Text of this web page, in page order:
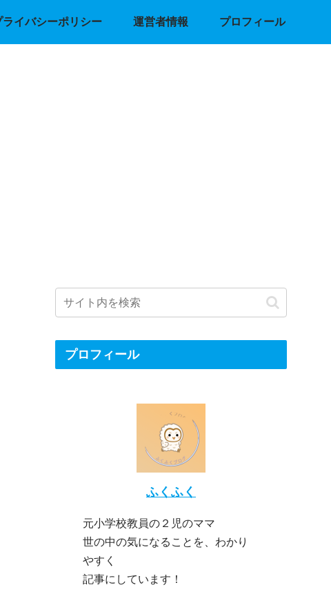
ライバシーポリシー 運営者情報 プロフィール
プロフィール
ふくふく
元小学校教員の２児のママ
世の中の気になることを、わかり
やすく
記事にしています！